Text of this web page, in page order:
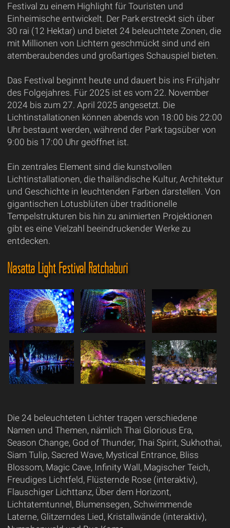
Festival zu einem Highlight für Touristen und
Einheimische entwickelt. Der Park erstreckt sich über
30 rai (12 Hektar) und bietet 24 beleuchtete Zonen, die
mit Millionen von Lichtern geschmückt sind und ein
atemberaubendes und großartiges Schauspiel bieten.
Das Festival beginnt heute und dauert bis ins Frühjahr
des Folgejahres. Für 2025 ist es vom 22. November
2024 bis zum 27. April 2025 angesetzt. Die
Lichtinstallationen können abends von 18:00 bis 22:00
Uhr bestaunt werden, während der Park tagsüber von
9:00 bis 17:00 Uhr geöffnet ist.
Ein zentrales Element sind die kunstvollen
Lichtinstallationen, die thailändische Kultur, Architektur
und Geschichte in leuchtenden Farben darstellen. Von
gigantischen Lotusblüten über traditionelle
Tempelstrukturen bis hin zu animierten Projektionen
gibt es eine Vielzahl beeindruckender Werke zu
entdecken.
Nasatta Light Festival Ratchaburi
Die 24 beleuchteten Lichter tragen verschiedene
Namen und Themen, nämlich Thai Glorious Era,
Season Change, God of Thunder, Thai Spirit, Sukhothai,
Siam Tulip, Sacred Wave, Mystical Entrance, Bliss
Blossom, Magic Cave, Infinity Wall, Magischer Teich,
Freudiges Lichtfeld, Flüsternde Rose (interaktiv),
Flauschiger Lichttanz, Über dem Horizont,
Lichtatemtunnel, Blumensegen, Schwimmende
Laterne, Glitzerndes Lied, Kristallwände (interaktiv),